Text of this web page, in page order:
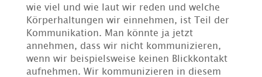
wie viel und wie laut wir reden und welche
Körperhaltungen wir einnehmen, ist Teil der
Kommunikation. Man könnte ja jetzt
annehmen, dass wir nicht kommunizieren,
wenn wir beispielsweise keinen Blickkontakt
aufnehmen. Wir kommunizieren in diesem